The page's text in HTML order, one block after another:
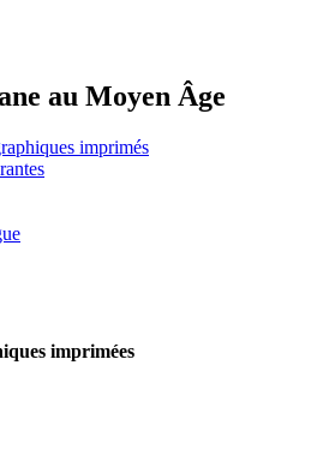
au Moyen Âge
imprimés
imprimées